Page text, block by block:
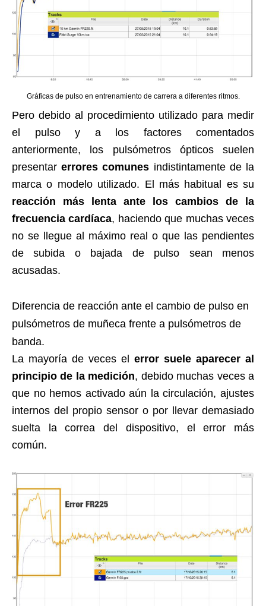
Gráficas de pulso en entrenamiento de carrera a diferentes ritmos.
Pero debido al procedimiento utilizado para medir
el pulso y a los factores comentados
anteriormente, los pulsómetros ópticos suelen
presentarerrores comunes indistintamente de la
marca o modelo utilizado. El más habitual es su
reacción más lenta ante los cambios de la
frecuencia cardíaca, haciendo que muchas veces
no se llegue al máximo real o que las pendientes
de subida o bajada de pulso sean menos
acusadas.
Diferencia de reacción ante el cambio de pulso en
pulsómetros de muñeca frente a pulsómetros de
banda.
La mayoría de veces el error suele aparecer al
principio de la medición, debido muchas veces a
que no hemos activado aún la circulación, ajustes
internos del propio sensor o por llevar demasiado
suelta la correa del dispositivo, el error más
común.